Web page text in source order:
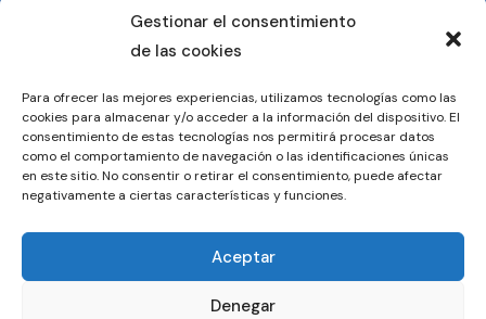
Gestionar el consentimiento
de las cookies
Para ofrecer las mejores experiencias, utilizamos tecnologías como las
cookies para almacenar y/o acceder a la información del dispositivo. El
consentimiento de estas tecnologías nos permitirá procesar datos
como el comportamiento de navegación o las identificaciones únicas
en este sitio. No consentir o retirar el consentimiento, puede afectar
negativamente a ciertas características y funciones.
Aceptar
Denegar
Síguenos en:
© 2026 Grupo Luxury Cars. Todos los derechos